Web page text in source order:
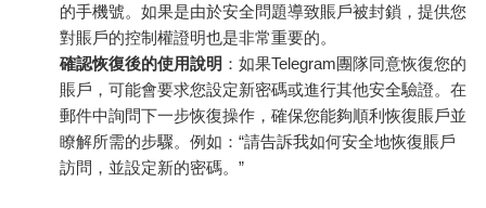
的手機號。如果是由於安全問題導致賬戶被封鎖，提供您
對賬戶的控制權證明也是非常重要的。
確認恢復後的使用說明 ：如果Telegram團隊同意恢復您的
賬戶，可能會要求您設定新密碼或進行其他安全驗證。在
郵件中詢問下一步恢復操作，確保您能夠順利恢復賬戶並
瞭解所需的步驟。例如：“請告訴我如何安全地恢復賬戶
訪問，並設定新的密碼。”